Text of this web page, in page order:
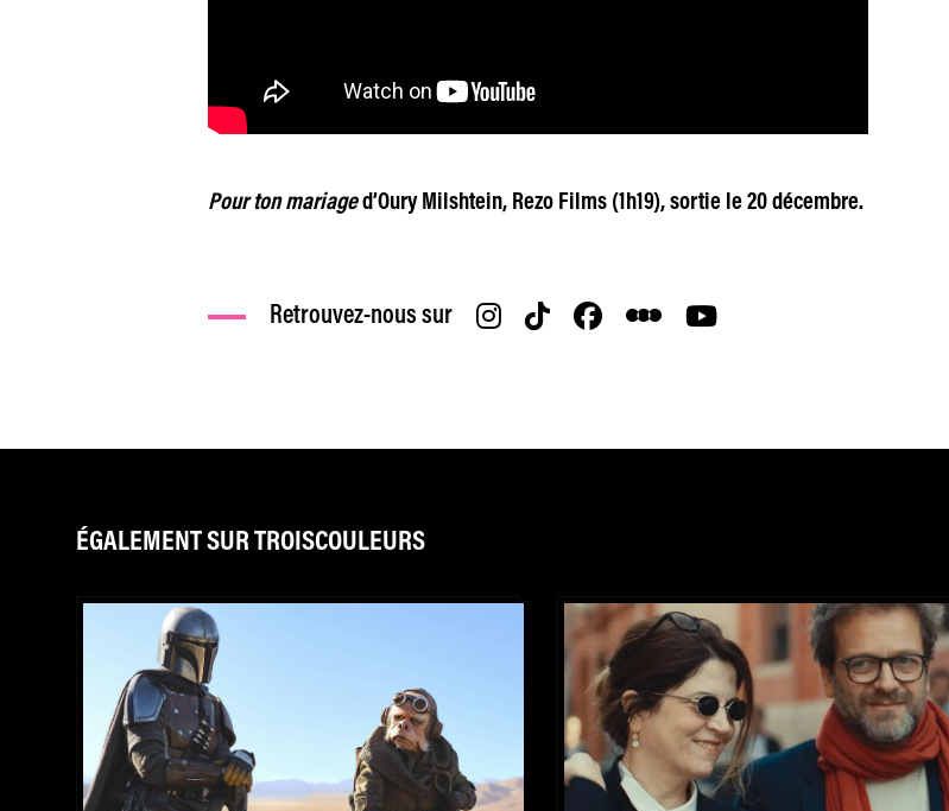
Pour ton mariaged’Oury Milshtein, Rezo Films (1h19), sortie le 20 décembre.
Retrouvez-nous sur
ÉGALEMENT SUR TROISCOULEURS